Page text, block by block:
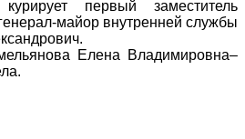
первый заместитель
майор внутренней службы
Елена Владимировна–